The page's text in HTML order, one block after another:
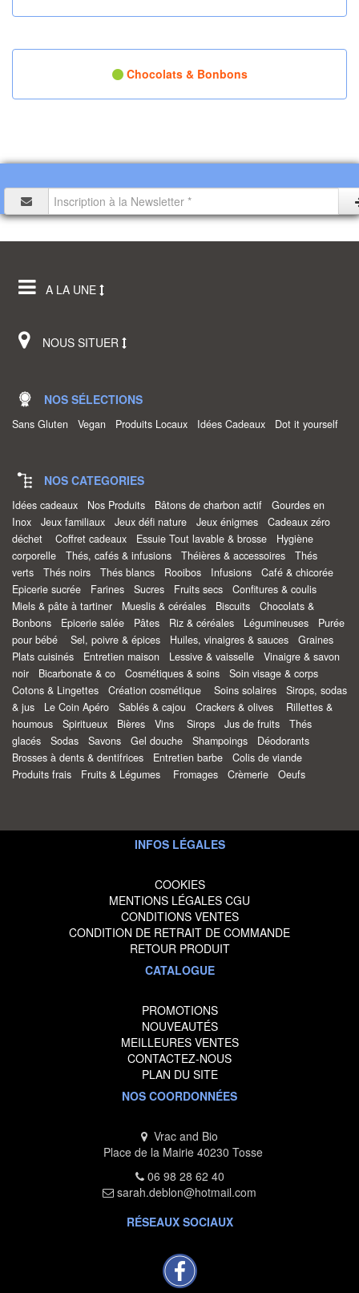
Chocolats & Bonbons
A LA UNE
NOUS SITUER
NOS SÉLECTIONS
Sans Gluten Vegan Produits Locaux Idées Cadeaux Dot it yourself
NOS CATEGORIES
Idées cadeaux Nos Produits Bâtons de charbon actif
Gourdes en
Inox
Jeux familiaux Jeux défi nature Jeux énigmes
Cadeaux zéro
déchet
Coffret cadeaux Essuie Tout lavable & brosse
Hygiène
corporelle
Thés, cafés & infusions Théières & accessoires
Thés
verts
Thés noirs Thés blancs Rooibos Infusions
Café & chicorée
Epicerie sucrée
Farines Sucres Fruits secs
Confitures & coulis
Miels & pâte à tartiner
Mueslis & céréales Biscuits
Chocolats &
Bonbons
Epicerie salée Pâtes Riz & céréales Légumineuses
Purée
pour bébé
Sel, poivre & épices Huiles, vinaigres & sauces
Graines
Plats cuisinés
Entretien maison Lessive & vaisselle
Vinaigre & savon
noir
Bicarbonate & co Cosmétiques & soins
Soin visage & corps
Cotons & Lingettes
Création cosmétique Soins solaires
Sirops, sodas
& jus
Le Coin Apéro Sablés & cajou Crackers & olives
Rillettes &
houmous
Spiritueux Bières Vins Sirops Jus de fruits
Thés
glacés
Sodas Savons Gel douche Shampoings
Déodorants
Brosses à dents & dentifrices
Entretien barbe
Colis de viande
Produits frais
Fruits & Légumes Fromages Crèmerie Oeufs
INFOS LÉGALES
COOKIES
MENTIONS LÉGALES CGU
CONDITIONS VENTES
CONDITION DE RETRAIT DE COMMANDE
RETOUR PRODUIT
CATALOGUE
PROMOTIONS
NOUVEAUTÉS
MEILLEURES VENTES
CONTACTEZ-NOUS
PLAN DU SITE
NOS COORDONNÉES
Vrac and Bio
Place de la Mairie 40230 Tosse
06 98 28 62 40
sarah.deblon@hotmail.com
RÉSEAUX SOCIAUX